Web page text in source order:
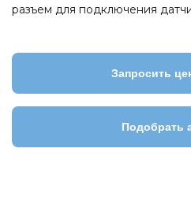
разъем для подключения
Запросить
Подобрать